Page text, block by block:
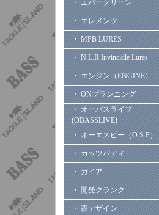
・ エバーグリーン
・ エレメンツ
・ MPB LURES
・ N.L.R Invincidle Lures
・ エンジン（ENGINE）
・ ONプランニング
・ オーバスライブ
(OBASSLIVE)
・ オーエスピー（O.S.P）
・ カッツバディ
・ ガイア
・ 開発クランク
・ 霞デザイン